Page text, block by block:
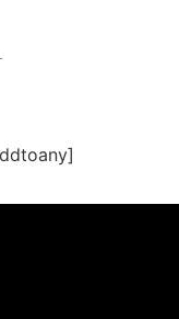
[addtoany]